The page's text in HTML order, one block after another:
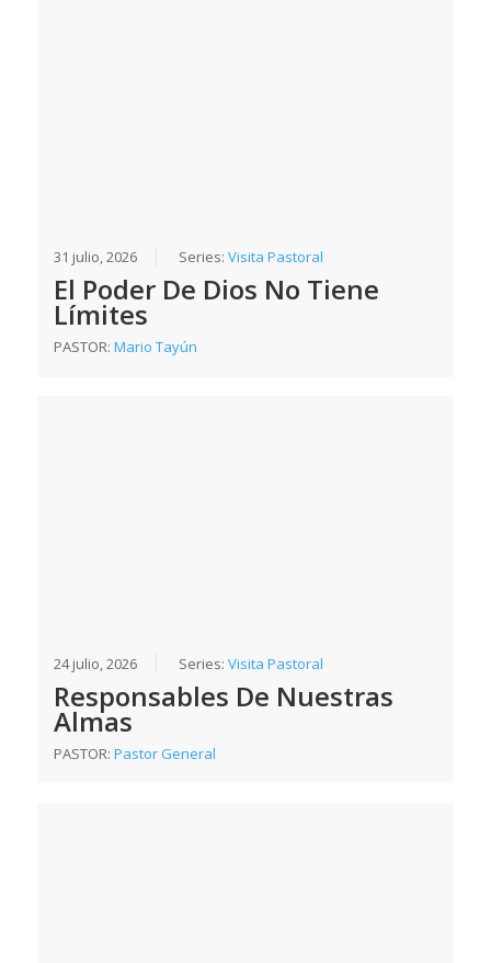
31 julio, 2026 Series:Visita Pastoral
El Poder De Dios No Tiene
Límites
PASTOR:Mario Tayún
24 julio, 2026 Series:Visita Pastoral
Responsables De Nuestras
Almas
PASTOR:Pastor General